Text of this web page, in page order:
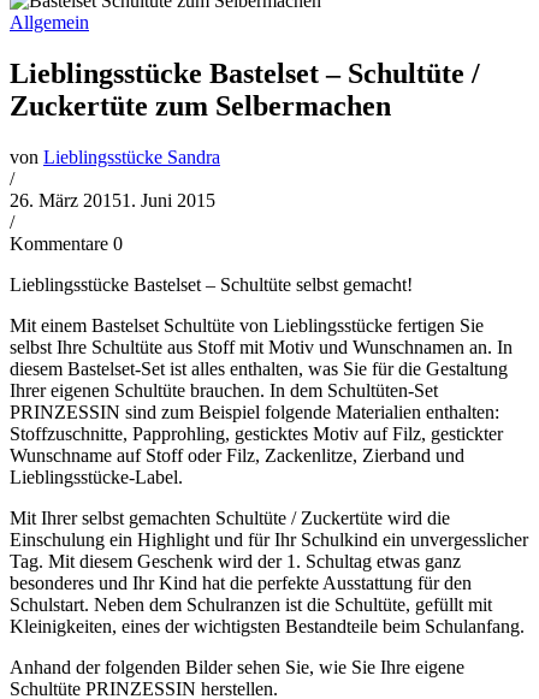
Allgemein
Lieblingsstücke Bastelset – Schultüte /
Zuckertüte zum Selbermachen
von Lieblingsstücke Sandra
/
26. März 20151. Juni 2015
/
Kommentare 0
Lieblingsstücke Bastelset – Schultüte selbst gemacht!
Mit einem Bastelset Schultüte von Lieblingsstücke fertigen Sie
selbst Ihre Schultüte aus Stoff mit Motiv und Wunschnamen an. In
diesem Bastelset-Set ist alles enthalten, was Sie für die Gestaltung
Ihrer eigenen Schultüte brauchen. In dem Schultüten-Set
PRINZESSIN sind zum Beispiel folgende Materialien enthalten:
Stoffzuschnitte, Papprohling, gesticktes Motiv auf Filz, gestickter
Wunschname auf Stoff oder Filz, Zackenlitze, Zierband und
Lieblingsstücke-Label.
Mit Ihrer selbst gemachten Schultüte / Zuckertüte wird die
Einschulung ein Highlight und für Ihr Schulkind ein unvergesslicher
Tag. Mit diesem Geschenk wird der 1. Schultag etwas ganz
besonderes und Ihr Kind hat die perfekte Ausstattung für den
Schulstart. Neben dem Schulranzen ist die Schultüte, gefüllt mit
Kleinigkeiten, eines der wichtigsten Bestandteile beim Schulanfang.
Anhand der folgenden Bilder sehen Sie, wie Sie Ihre eigene
Schultüte PRINZESSIN herstellen.